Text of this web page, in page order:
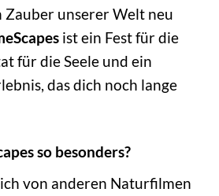
Zauber unserer Welt neu
ist ein Fest für die
für die Seele und ein
das dich noch lange
so besonders?
von anderen Naturfilmen